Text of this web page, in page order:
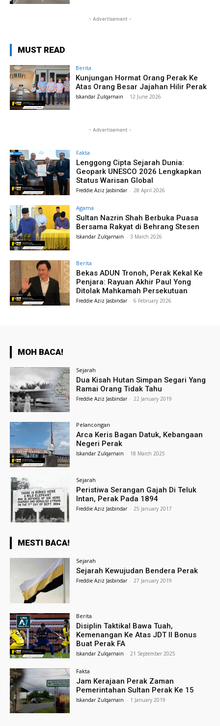
- Advertisement -
MUST READ
Berita
Kunjungan Hormat Orang Perak Ke
Atas Orang Besar Jajahan Hilir Perak
Iskandar Zulqarnain - 12 June 2026
- Advertisement -
Fakta
Lenggong Cipta Sejarah Dunia:
Geopark UNESCO 2026 Lengkapkan
Status Warisan Global
Freddie Aziz Jasbindar - 28 April 2026
Agama
Sultan Nazrin Shah Berbuka Puasa
Bersama Rakyat di Behrang Stesen
Iskandar Zulqarnain - 3 March 2026
Berita
Bekas ADUN Tronoh, Perak Kekal Ke
Penjara: Rayuan Akhir Paul Yong
Ditolak Mahkamah Persekutuan
Freddie Aziz Jasbindar - 6 February 2026
MOH BACA!
Sejarah
Dua Kisah Hutan Simpan Segari Yang
Ramai Orang Tidak Tahu
Freddie Aziz Jasbindar - 22 January 2019
Pelancongan
Arca Keris Bagan Datuk, Kebangaan
Negeri Perak
Iskandar Zulqarnain - 18 March 2025
Sejarah
Peristiwa Serangan Gajah Di Teluk
Intan, Perak Pada 1894
Freddie Aziz Jasbindar - 25 January 2017
MESTI BACA!
Sejarah
Sejarah Kewujudan Bendera Perak
Freddie Aziz Jasbindar - 27 January 2019
Berita
Disiplin Taktikal Bawa Tuah,
Kemenangan Ke Atas JDT II Bonus
Buat Perak FA
Iskandar Zulqarnain - 21 September 2025
Fakta
Jam Kerajaan Perak Zaman
Pemerintahan Sultan Perak Ke 15
Iskandar Zulqarnain - 1 January 2019